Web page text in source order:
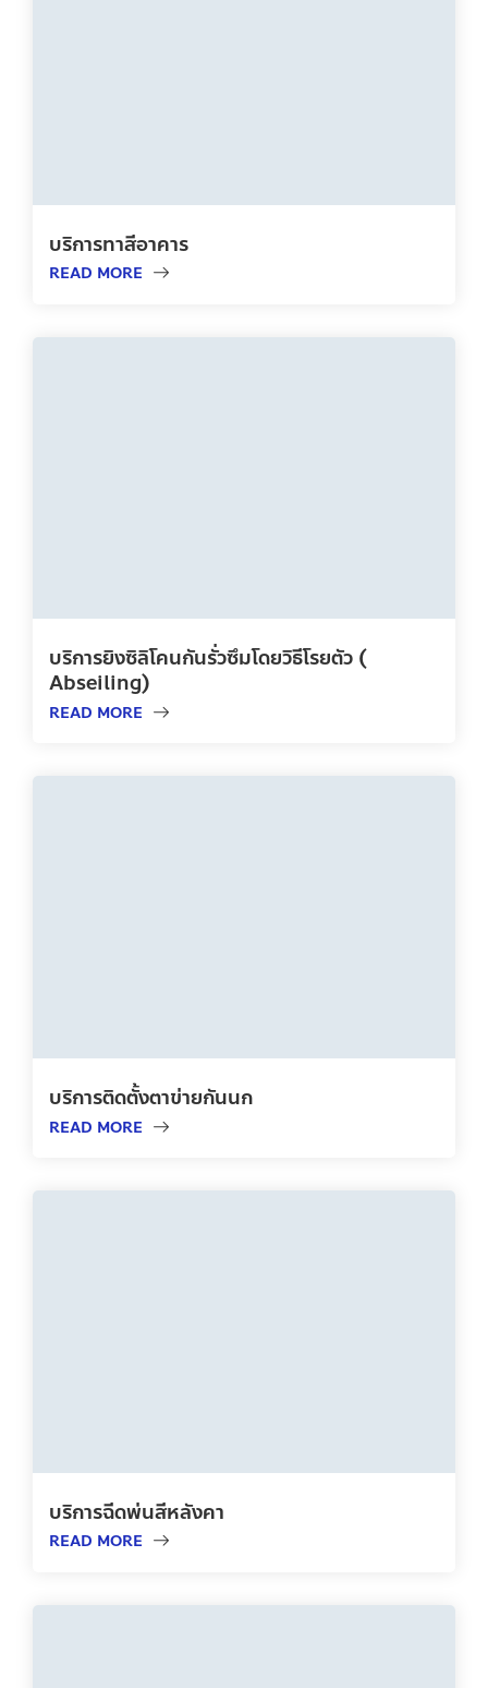
บริการทาสีอาคาร
READ MORE
บริการยิงซิลิโคนกันรั่วซึมโดยวิธีโรยตัว (
Abseiling)
READ MORE
บริการติดตั้งตาข่ายกันนก
READ MORE
บริการฉีดพ่นสีหลังคา
READ MORE